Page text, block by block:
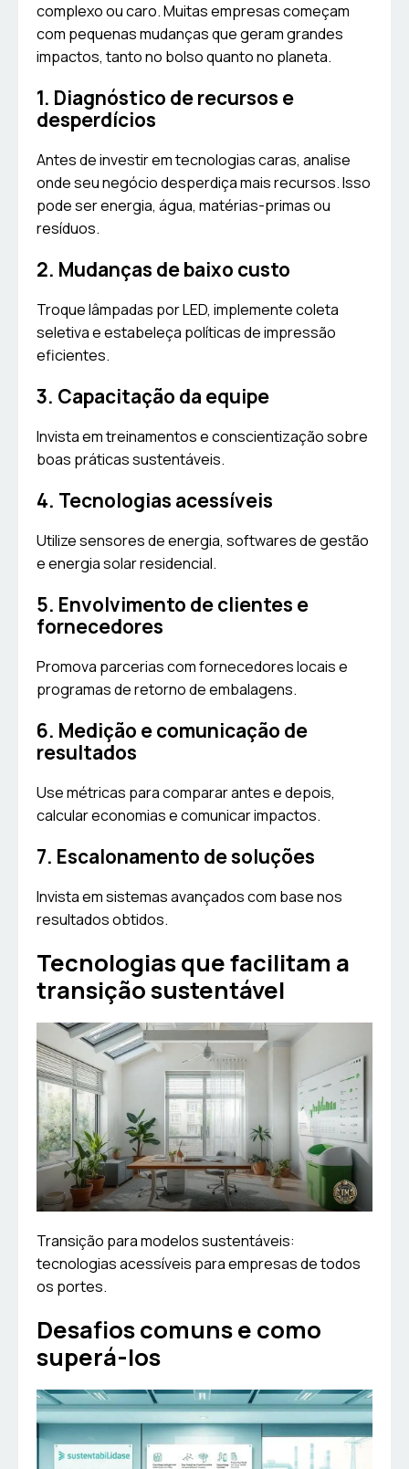
complexo ou caro. Muitas empresas começam
com pequenas mudanças que geram grandes
impactos, tanto no bolso quanto no planeta.
1. Diagnóstico de recursos e
desperdícios
Antes de investir em tecnologias caras, analise
onde seu negócio desperdiça mais recursos. Isso
pode ser energia, água, matérias-primas ou
resíduos.
2. Mudanças de baixo custo
Troque lâmpadas por LED, implemente coleta
seletiva e estabeleça políticas de impressão
eficientes.
3. Capacitação da equipe
Invista em treinamentos e conscientização sobre
boas práticas sustentáveis.
4. Tecnologias acessíveis
Utilize sensores de energia, softwares de gestão
e energia solar residencial.
5. Envolvimento de clientes e
fornecedores
Promova parcerias com fornecedores locais e
programas de retorno de embalagens.
6. Medição e comunicação de
resultados
Use métricas para comparar antes e depois,
calcular economias e comunicar impactos.
7. Escalonamento de soluções
Invista em sistemas avançados com base nos
resultados obtidos.
Tecnologias que facilitam a
transição sustentável
Transição para modelos sustentáveis:
tecnologias acessíveis para empresas de todos
os portes.
Desafios comuns e como
superá-los